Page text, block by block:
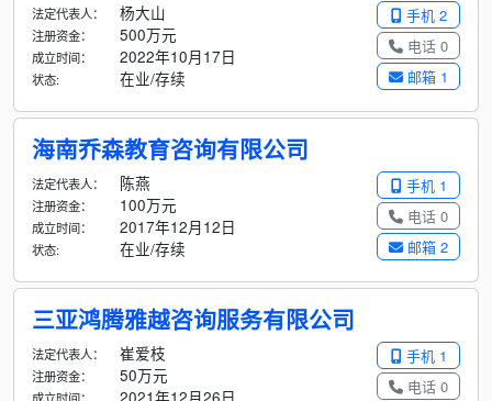
手机 2
电话 0
邮箱 1
法定代表人： 杨大山
注册资金： 500万元
成立时间： 2022年10月17日
状态: 在业/存续
海南乔森教育咨询有限公司
手机 1
电话 0
邮箱 2
法定代表人： 陈燕
注册资金： 100万元
成立时间： 2017年12月12日
状态: 在业/存续
三亚鸿腾雅越咨询服务有限公司
手机 1
电话 0
法定代表人： 崔爱枝
注册资金： 50万元
2021年12月26日